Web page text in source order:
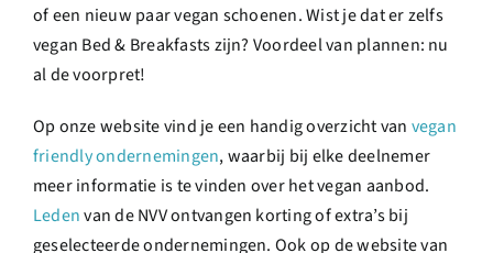
of een nieuw paar vegan schoenen. Wist je dat er zelfs
vegan Bed & Breakfasts zijn? Voordeel van plannen: nu
al de voorpret!
Op onze website vind je een handig overzicht van vegan
friendly ondernemingen, waarbij bij elke deelnemer
meer informatie is te vinden over het vegan aanbod.
Ledenvan de NVV ontvangen korting of extra’s bij
geselecteerde ondernemingen. Ook op de website van